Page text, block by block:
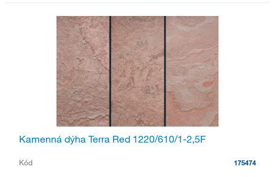
Kamenná dýha Terra Red 1220/610/1-2,5F
Kód 175474